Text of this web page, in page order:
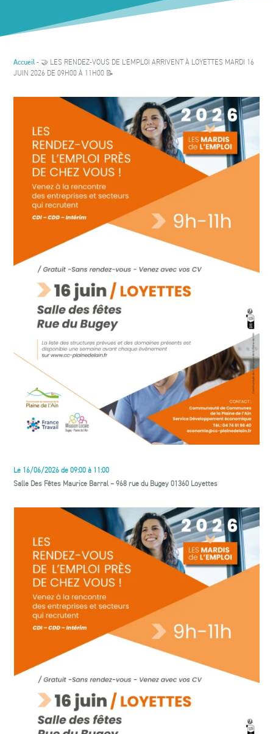
Accueil -🤝 LES RENDEZ-VOUS DE L’EMPLOI ARRIVENT À LOYETTES MARDI 16
JUIN 2026 DE 09H00 À 11H00 📝
Le 16/06/2026 de 09:00 à 11:00
Salle Des Fêtes Maurice Barral – 968 rue du Bugey 01360 Loyettes